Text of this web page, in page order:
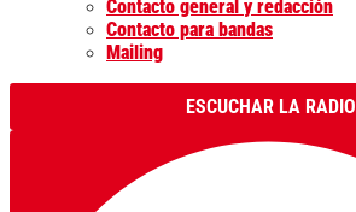
Contacto general y redacción
Contacto para bandas
Mailing
ESCUCHAR LA RADIO